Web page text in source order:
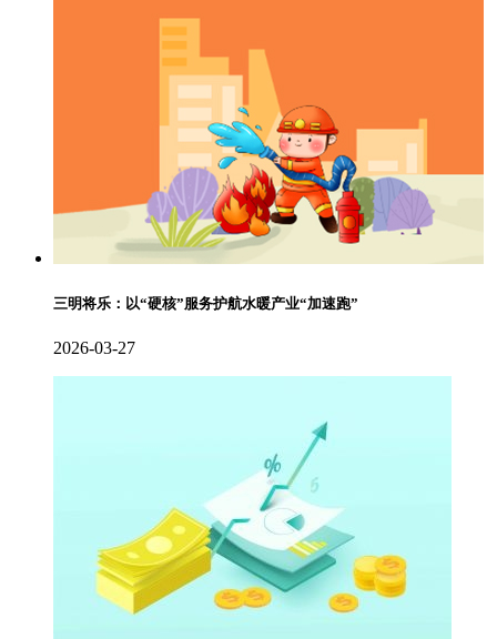
三明将乐：以“硬核”服务护航水暖产业“加速跑”
2026-03-27